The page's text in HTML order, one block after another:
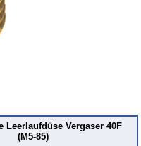
Leerlaufdüse Vergaser 40F
(M5-85)